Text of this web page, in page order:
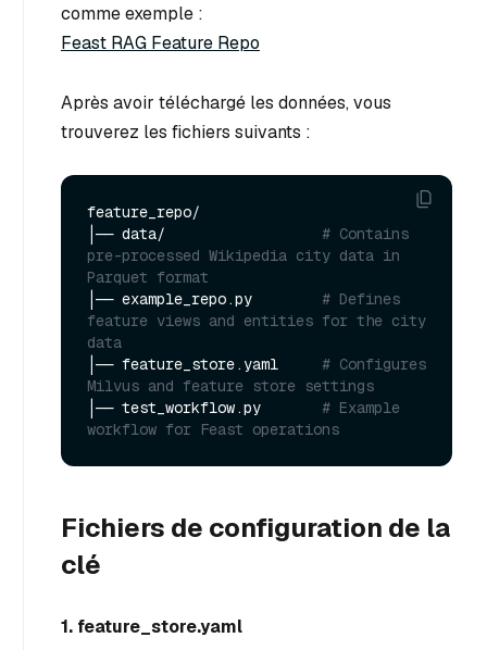
comme exemple :
Feast RAG Feature Repo
Après avoir téléchargé les données, vous
trouverez les fichiers suivants :
feature_repo/
│── data/ # Contains
pre-processed Wikipedia city data in
Parquet format
│── example_repo.py # Defines
feature views and entities for the city
data
│── feature_store.yaml # Configures
Milvus and feature store settings
│── test_workflow.py # Example
workflow for Feast operations
Fichiers de configuration de la
clé
1. feature_store.yaml